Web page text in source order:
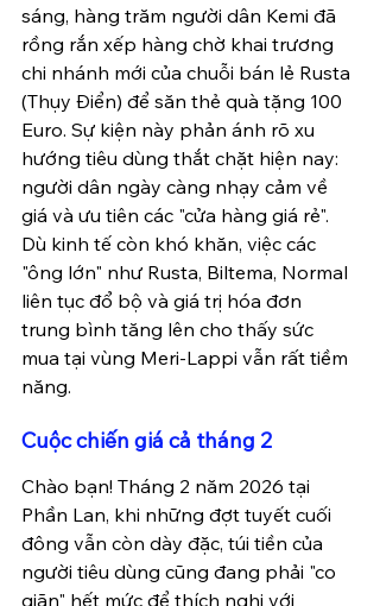
sáng, hàng trăm người dân Kemi đã
rồng rắn xếp hàng chờ khai trương
chi nhánh mới của chuỗi bán lẻ Rusta
(Thụy Điển) để săn thẻ quà tặng 100
Euro. Sự kiện này phản ánh rõ xu
hướng tiêu dùng thắt chặt hiện nay:
người dân ngày càng nhạy cảm về
giá và ưu tiên các "cửa hàng giá rẻ".
Dù kinh tế còn khó khăn, việc các
"ông lớn" như Rusta, Biltema, Normal
liên tục đổ bộ và giá trị hóa đơn
trung bình tăng lên cho thấy sức
mua tại vùng Meri-Lappi vẫn rất tiềm
năng.
Cuộc chiến giá cả tháng 2
Chào bạn! Tháng 2 năm 2026 tại
Phần Lan, khi những đợt tuyết cuối
đông vẫn còn dày đặc, túi tiền của
người tiêu dùng cũng đang phải "co
giãn" hết mức để thích nghi với